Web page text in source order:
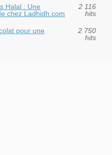
Halal : Une
chez Ladhidh.com
2 116
hits
pour une
2 750
hits